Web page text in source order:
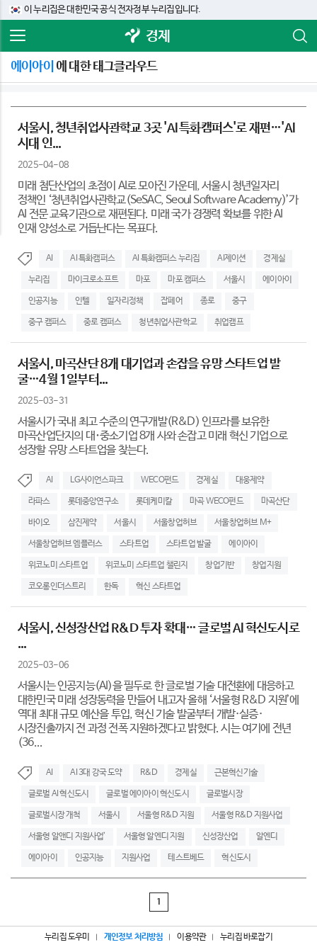
이 누리집은 대한민국 공식 전자정부 누리집입니다.
경제
에이아이 에 대한 태그클라우드
서울시, 청년취업사관학교 3곳 'AI 특화캠퍼스'로 재편…'AI
시대 인...
2025-04-08
미래 첨단산업의 초점이 AI로 모아진 가운데, 서울시 청년일자리
정책인 ‘청년취업사관학교(SeSAC, Seoul Software Academy)’가
AI 전문 교육기관으로 재편된다. 미래 국가 경쟁력 확보를 위한 AI
인재 양성소로 거듭난다는 목표다.
AI AI 특화캠퍼스 AI 특화캠퍼스 누리집 AI제이션 경제실
누리집 마이크로소프트 마포 마포 캠퍼스 서울시 에이아이
인공지능 인텔 일자리정책 잡페어 종로 중구
중구 캠퍼스 중로 캠퍼스 청년취업사관학교 취업캠프
서울시, 마곡산단 8개 대기업과 손잡을 유망 스타트업 발
굴…4월 1일부터...
2025-03-31
서울시가 국내 최고 수준의 연구개발(R&D) 인프라를 보유한
마곡산업단지의 대･중소기업 8개 사와 손잡고 미래 혁신 기업으로
성장할 유망 스타트업을 찾는다.
AI LG사이언스파크 WECO펀드 경제실 대웅제약
라파스 롯데중앙연구소 롯데케미칼 마곡 WECO펀드 마곡산단
바이오 삼진제약 서울시 서울창업허브 서울창업허브 M+
서울창업허브 엠플러스 스타트업 스타트업 발굴 에이아이
위코노미 스타트업 위코노미 스타트업 챌린지 창업기반 창업지원
코오롱인더스트리 한독 혁신 스타트업
서울시, 신성장산업 R&D 투자 확대… 글로벌 AI 혁신도시로
...
2025-03-06
서울시는 인공지능(AI)을 필두로 한 글로벌 기술 대전환에 대응하고
대한민국 미래 성장동력을 만들어 내고자 올해 ‘서울형 R&D 지원’에
역대 최대 규모 예산을 투입, 혁신 기술 발굴부터 개발·실증·
시장진출까지 전 과정 전폭 지원하겠다고 밝혔다. 시는 여기에 전년
(36...
AI AI 3대 강국 도약 R&D 경제실 근본혁신기술
글로벌 AI 혁신도시 글로벌 에이아이 혁신도시 글로벌시장
글로벌시장 개척 서울시 서울형 R&D 지원 서울형 R&D 지원사업
서울형 알앤디 지원사업’ 서울형 알엔디 지원 신성장산업 알엔디
에이아이 인공지능 지원사업 테스트베드 혁신도시
1
누리집 도우미 개인정보 처리방침 이용약관 누리집 바로잡기